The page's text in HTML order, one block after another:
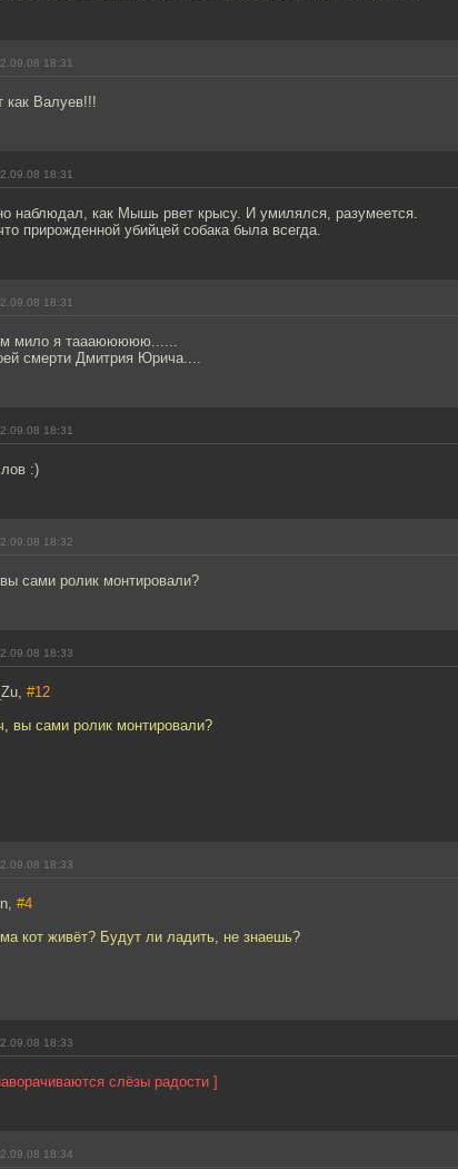
18:31
как Валуев!!!
18:31
наблюдал, как Мышь рвет крысу. И умилялся, разумеется.
прирожденной убийцей собака была всегда.
18:31
мило я таааююююю......
смерти Дмитрия Юрича....
18:31
:)
18:32
сами ролик монтировали?
18:33
#12
вы сами ролик монтировали?
18:33
#4
кот живёт? Будут ли ладить, не знаешь?
18:33
слёзы радости ]
18:34